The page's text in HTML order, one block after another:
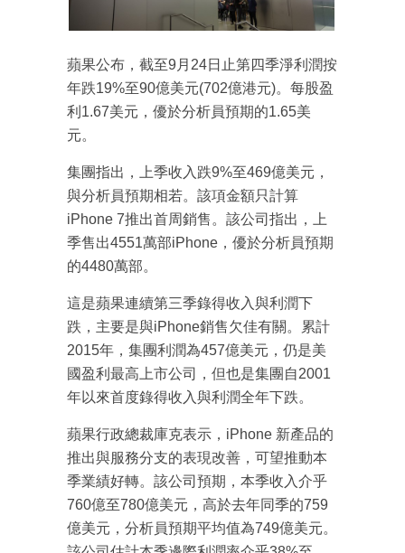
蘋果公布，截至9月24日止第四季淨利潤按
年跌19%至90億美元(702億港元)。每股盈
利1.67美元，優於分析員預期的1.65美
元。
集團指出，上季收入跌9%至469億美元，
與分析員預期相若。該項金額只計算
iPhone 7推出首周銷售。該公司指出，上
季售出4551萬部iPhone，優於分析員預期
的4480萬部。
這是蘋果連續第三季錄得收入與利潤下
跌，主要是與iPhone銷售欠佳有關。累計
2015年，集團利潤為457億美元，仍是美
國盈利最高上市公司，但也是集團自2001
年以來首度錄得收入與利潤全年下跌。
蘋果行政總裁庫克表示，iPhone 新產品的
推出與服務分支的表現改善，可望推動本
季業績好轉。該公司預期，本季收入介乎
760億至780億美元，高於去年同季的759
億美元，分析員預期平均值為749億美元。